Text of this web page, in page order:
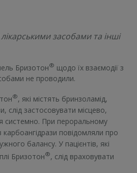
засобами та інші
Бризотон® щодо їх взаємодії з
не проводили.
®, які містять бринзоламід,
слід застосовувати місцево,
системно. При пероральному
карбоангідрази повідомляли про
балансу. У пацієнтів, які
Бризотон®, слід враховувати